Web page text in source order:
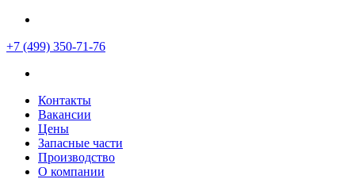
+7 (499) 350-71-76
Контакты
Вакансии
Цены
Запасные части
Производство
О компании